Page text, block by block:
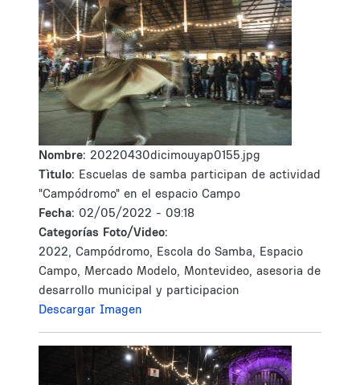
Nombre: 20220430dicimouyap0155.jpg
Tìtulo: Escuelas de samba participan de actividad
"Campódromo" en el espacio Campo
Fecha: 02/05/2022 - 09:18
Categorías Foto/Video:
2022, Campódromo, Escola do Samba, Espacio
Campo, Mercado Modelo, Montevideo, asesoria de
desarrollo municipal y participacion
Descargar Imagen